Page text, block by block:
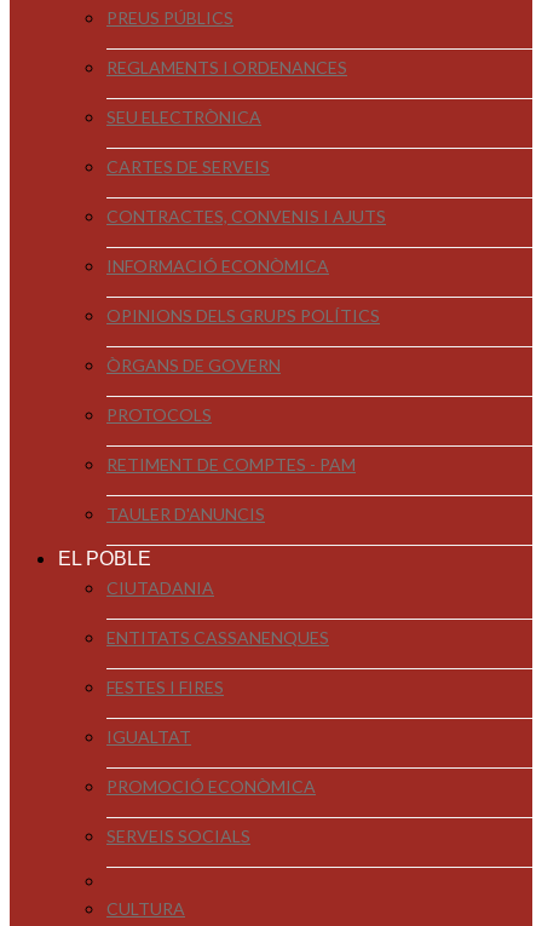
PREUS PÚBLICS
REGLAMENTS I ORDENANCES
SEU ELECTRÒNICA
CARTES DE SERVEIS
CONTRACTES, CONVENIS I AJUTS
INFORMACIÓ ECONÒMICA
OPINIONS DELS GRUPS POLÍTICS
ÒRGANS DE GOVERN
PROTOCOLS
RETIMENT DE COMPTES - PAM
TAULER D'ANUNCIS
EL POBLE
CIUTADANIA
ENTITATS CASSANENQUES
FESTES I FIRES
IGUALTAT
PROMOCIÓ ECONÒMICA
SERVEIS SOCIALS
CULTURA